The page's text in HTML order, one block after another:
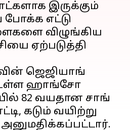
இருக்கும்
போக்க எட்டு
விழுங்கிய
ஏற்படுத்தி
ஜெஜியாங்
ஹாங்சோ
82 வயதான சாங்
கடும் வயிற்று